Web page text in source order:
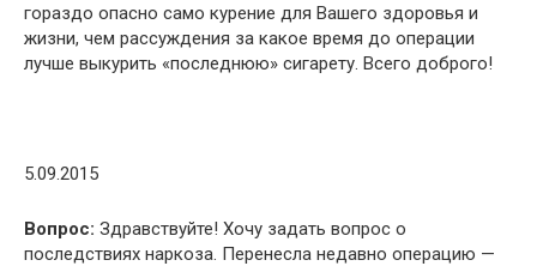
гораздо опасно само курение для Вашего здоровья и
жизни, чем рассуждения за какое время до операции
лучше выкурить «последнюю» сигарету. Всего доброго!
5.09.2015
Вопрос: Здравствуйте! Хочу задать вопрос о
последствиях наркоза. Перенесла недавно операцию —